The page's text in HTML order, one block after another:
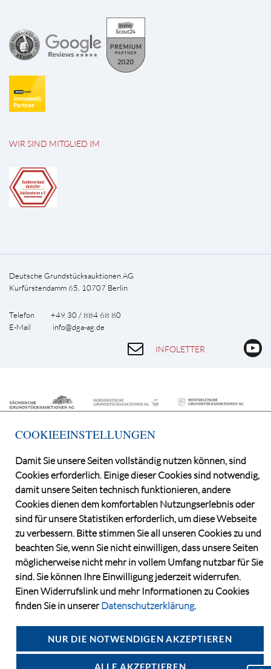
WIR SIND MITGLIED IM
Deutsche Grundstücksauktionen AG
Kurfürstendamm 65, 10707 Berlin
Telefon +49 30 / 884 68 80
E-Mail info@dga-ag.de
INFOLETTER
©2026 Deutsche Grundstücksauktionen AG
CONSENT MANAGER
KATALOGBEZUG
OBJEKTFRAGEBOGEN
DATENSCHUTZ
VERSTEIGERUNGSBEDINGUNGEN
IMPRESSUM
KONTAKT
COOKIEEINSTELLUNGEN
Damit Sie unsere Seiten vollständig nutzen können, sind
Cookies erforderlich. Einige dieser Cookies sind notwendig,
damit unsere Seiten technisch funktionieren, andere
Cookies dienen dem komfortablen Nutzungserlebnis oder
sind für unsere Statistiken erforderlich, um diese Webseite
zu verbessern. Bitte stimmen Sie all unseren Cookies zu und
beachten Sie, wenn Sie nicht einwilligen, dass unsere Seiten
möglicherweise nicht mehr in vollem Umfang nutzbar für Sie
sind. Sie können Ihre Einwilligung jederzeit widerrufen.
Einen Widerrufslink und mehr Informationen zu Cookies
finden Sie in unsererDatenschutzerklärung.
NUR DIE NOTWENDIGEN AKZEPTIEREN
ALLE AKZEPTIEREN